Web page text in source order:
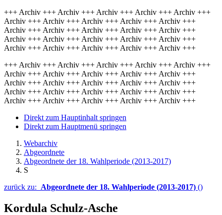
+++ Archiv +++ Archiv +++ Archiv +++ Archiv +++ Archiv +++
Archiv +++ Archiv +++ Archiv +++ Archiv +++ Archiv +++
Archiv +++ Archiv +++ Archiv +++ Archiv +++ Archiv +++
Archiv +++ Archiv +++ Archiv +++ Archiv +++ Archiv +++
Archiv +++ Archiv +++ Archiv +++ Archiv +++ Archiv +++
+++ Archiv +++ Archiv +++ Archiv +++ Archiv +++ Archiv +++
Archiv +++ Archiv +++ Archiv +++ Archiv +++ Archiv +++
Archiv +++ Archiv +++ Archiv +++ Archiv +++ Archiv +++
Archiv +++ Archiv +++ Archiv +++ Archiv +++ Archiv +++
Archiv +++ Archiv +++ Archiv +++ Archiv +++ Archiv +++
Direkt zum Hauptinhalt springen
Direkt zum Hauptmenü springen
Webarchiv
Abgeordnete
Abgeordnete der 18. Wahlperiode (2013-2017)
S
zurück zu: Abgeordnete der 18. Wahlperiode (2013-2017) ()
Kordula Schulz-Asche